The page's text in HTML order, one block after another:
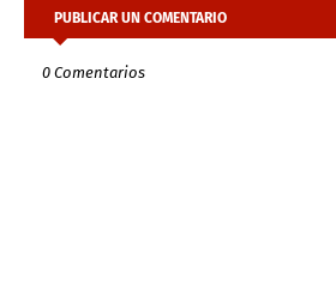
PUBLICAR UN COMENTARIO
0 Comentarios